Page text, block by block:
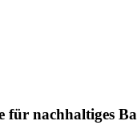
für nachhaltiges